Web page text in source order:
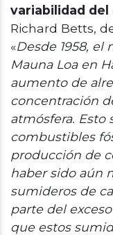
variabilidad del
Richard Betts,
«Desde 1958,
Mauna Loa en
aumento de
concentración
atmósfera. Esto
combustibles
producción de
haber sido aún
sumideros de
parte del
que estos